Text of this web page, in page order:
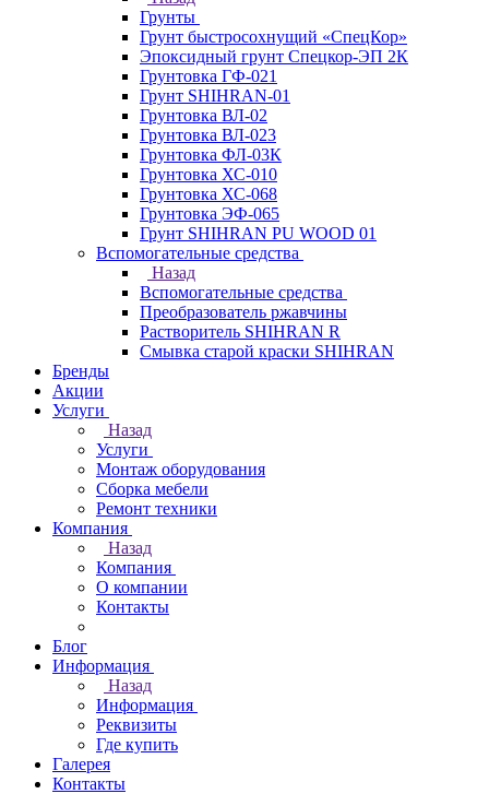
Грунты
Грунт быстросохнущий «СпецКор»
Эпоксидный грунт Спецкор-ЭП 2К
Грунтовка ГФ-021
Грунт SHIHRAN-01
Грунтовка ВЛ-02
Грунтовка ВЛ-023
Грунтовка ФЛ-03К
Грунтовка ХС-010
Грунтовка ХС-068
Грунтовка ЭФ-065
Грунт SHIHRAN PU WOOD 01
Вспомогательные средства
Назад
Вспомогательные средства
Преобразователь ржавчины
Растворитель SHIHRAN R
Смывка старой краски SHIHRAN
Бренды
Акции
Услуги
Назад
Услуги
Монтаж оборудования
Сборка мебели
Ремонт техники
Компания
Назад
Компания
О компании
Контакты
Блог
Информация
Назад
Информация
Реквизиты
Где купить
Галерея
Контакты